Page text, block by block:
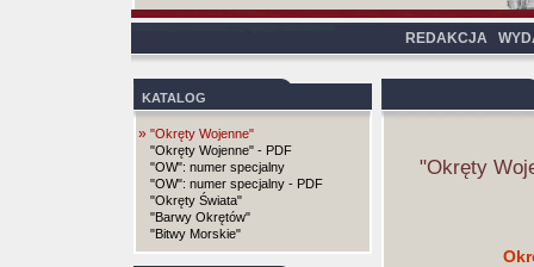
REDAKCJA
KATALOG
» "Okręty Wojenne"
"Okręty Wojenne" - PDF
"OW": numer specjalny
"OW": numer specjalny - PDF
"Okręty Świata"
"Barwy Okrętów"
"Bitwy Morskie"
"Okręty